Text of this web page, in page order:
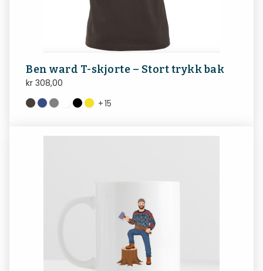
Ben ward T-skjorte – Stort trykk bak
kr 308,00
+15